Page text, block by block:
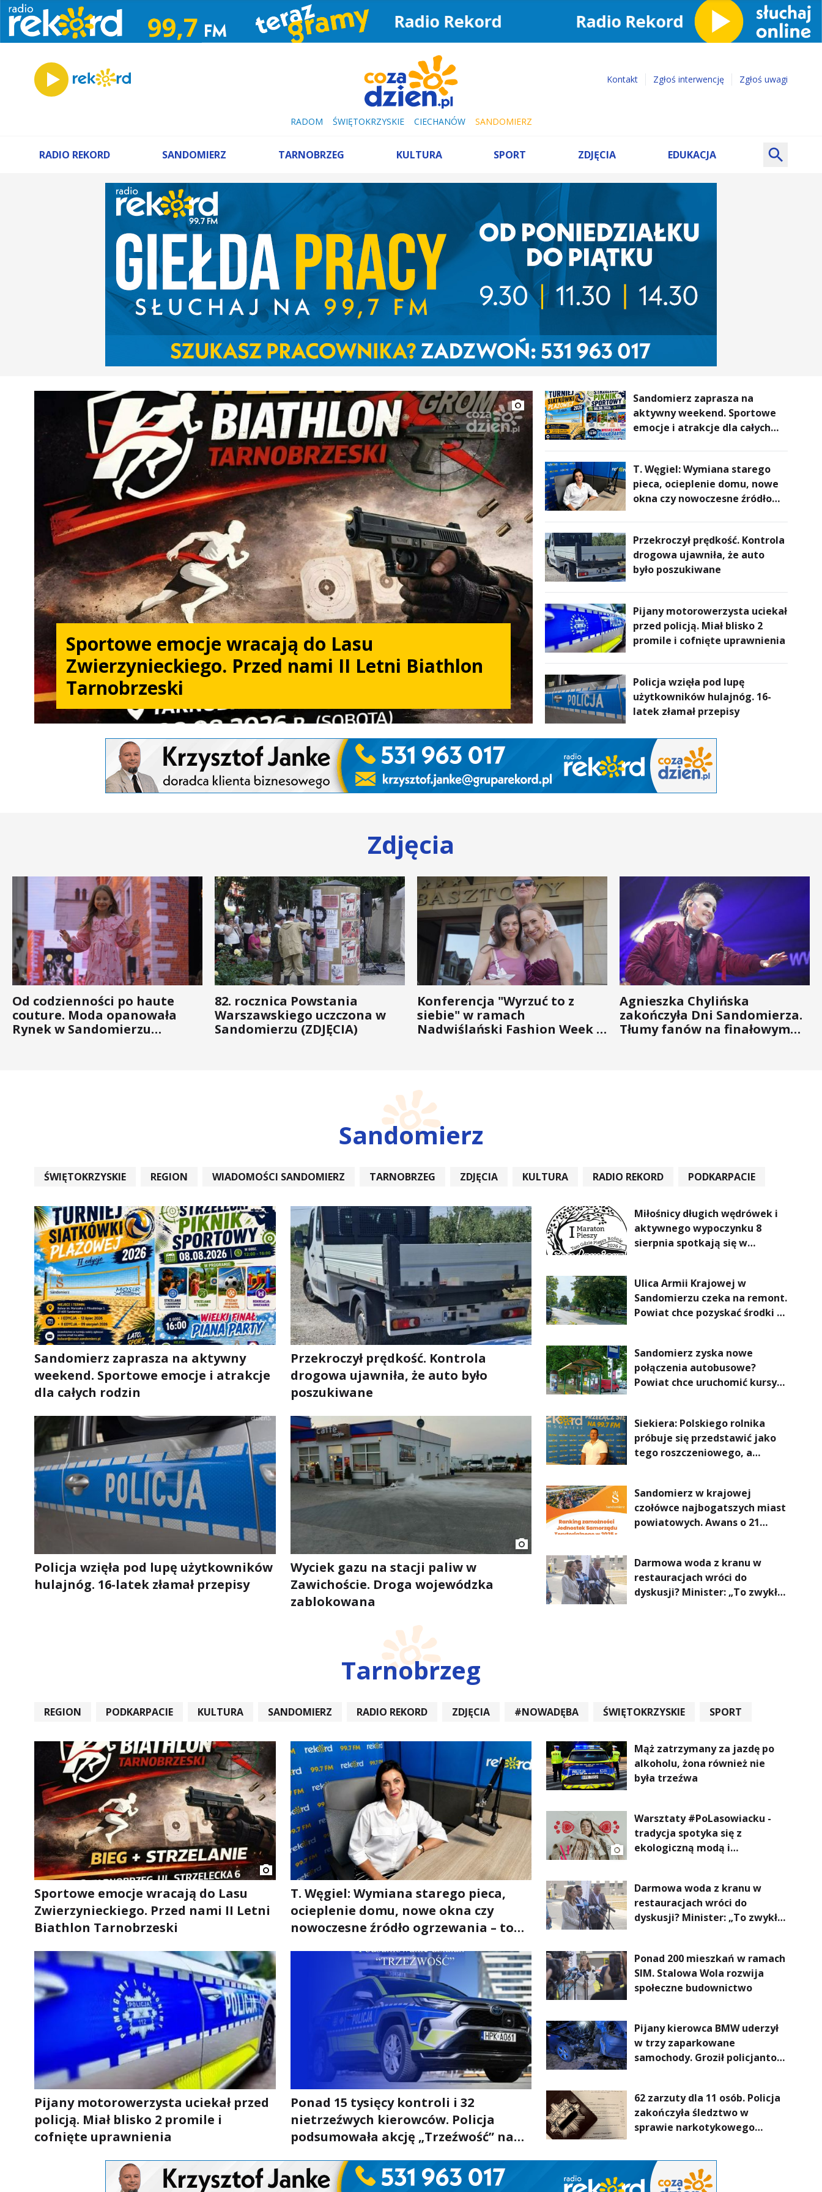
Radio Rekord
Kontakt Zgłoś interwencję Zgłoś uwagi
RADOM ŚWIĘTOKRZYSKIE CIECHANÓW SANDOMIERZ
RADIO REKORD SANDOMIERZ TARNOBRZEG KULTURA SPORT ZDJĘCIA EDUKACJA
Sportowe emocje wracają do Lasu
Zwierzynieckiego. Przed nami II Letni Biathlon
Tarnobrzeski
Sandomierz zaprasza na
aktywny weekend. Sportowe
emocje i atrakcje dla całych
T. Węgiel: Wymiana starego
pieca, ocieplenie domu, nowe
okna czy nowoczesne źródło
komfort życia i... czystsze
powietrze
Przekroczył prędkość. Kontrola
drogowa ujawniła, że auto
było poszukiwane
Pijany motorowerzysta uciekał
przed policją. Miał blisko 2
promile i cofnięte uprawnienia
Policja wzięła pod lupę
użytkowników hulajnóg. 16-
latek złamał przepisy
Zdjęcia
Od codzienności po haute
couture. Moda opanowała
Rynek w Sandomierzu
82. rocznica Powstania
Warszawskiego uczczona w
Sandomierzu (ZDJĘCIA)
Konferencja "Wyrzuć to z
siebie" w ramach
Nadwiślański Fashion Week -
Agnieszka Chylińska
zakończyła Dni Sandomierza.
Tłumy fanów na finałowym
Sandomierz
ŚWIĘTOKRZYSKIE REGION WIADOMOŚCI SANDOMIERZ TARNOBRZEG ZDJĘCIA KULTURA RADIO REKORD
PODKARPACIE
Sandomierz zaprasza na aktywny
weekend. Sportowe emocje i atrakcje
dla całych rodzin
Przekroczył prędkość. Kontrola
drogowa ujawniła, że auto było
poszukiwane
Policja wzięła pod lupę użytkowników
hulajnóg. 16-latek złamał przepisy
Wyciek gazu na stacji paliw w
Zawichoście. Droga wojewódzka
zablokowana
Miłośnicy długich wędrówek i
aktywnego wypoczynku 8
sierpnia spotkają się w
Rośnie”
Ulica Armii Krajowej w
Sandomierzu czeka na remont.
Powiat chce pozyskać środki z
Sandomierz zyska nowe
połączenia autobusowe?
Powiat chce uruchomić kursy
Siekiera: Polskiego rolnika
próbuje się przedstawić jako
tego roszczeniowego, a
Sandomierz w krajowej
czołówce najbogatszych miast
powiatowych. Awans o 21
Darmowa woda z kranu w
restauracjach wróci do
dyskusji? Minister: „To zwykła
Tarnobrzeg
REGION PODKARPACIE KULTURA SANDOMIERZ RADIO REKORD ZDJĘCIA #NOWADĘBA ŚWIĘTOKRZYSKIE
SPORT
Sportowe emocje wracają do Lasu
Zwierzynieckiego. Przed nami II Letni
Biathlon Tarnobrzeski
T. Węgiel: Wymiana starego pieca,
ocieplenie domu, nowe okna czy
nowoczesne źródło ogrzewania – to
komfort życia i... czystsze powietrze
Pijany motorowerzysta uciekał przed
policją. Miał blisko 2 promile i
cofnięte uprawnienia
Ponad 15 tysięcy kontroli i 32
nietrzeźwych kierowców. Policja
podsumowała akcję „Trzeźwość” na
Mąż zatrzymany za jazdę po
alkoholu, żona również nie
była trzeźwa
Warsztaty #PoLasowiacku -
tradycja spotyka się z
ekologiczną modą i
Darmowa woda z kranu w
restauracjach wróci do
dyskusji? Minister: „To zwykła
Ponad 200 mieszkań w ramach
SIM. Stalowa Wola rozwija
społeczne budownictwo
Pijany kierowca BMW uderzył
w trzy zaparkowane
samochody. Groził policjantom
62 zarzuty dla 11 osób. Policja
zakończyła śledztwo w
sprawie narkotykowego